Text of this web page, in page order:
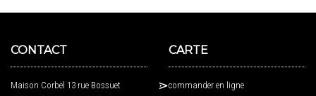
CONTACT
Maison Corbel 13 rue Bossuet
CARTE
commander en ligne